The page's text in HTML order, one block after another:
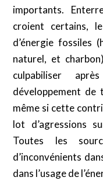
importants.
croient certains,
d’énergie fossiles
naturel, et
culpabiliser
développement de
même si cette
lot d’agressions
Toutes les
d’inconvénients
dans l’usage de